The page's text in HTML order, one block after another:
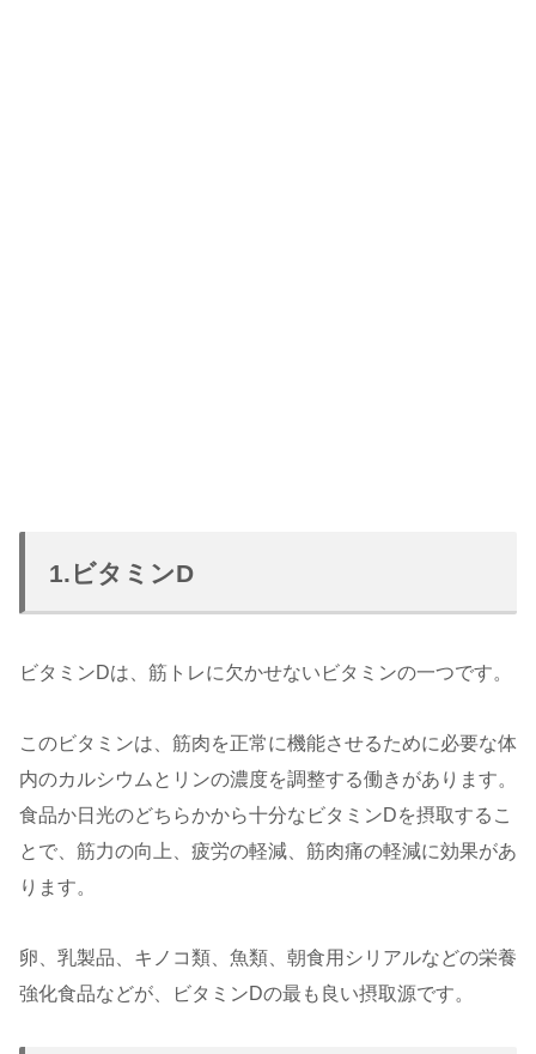
1.ビタミンD
ビタミンDは、筋トレに欠かせないビタミンの一つです。
このビタミンは、筋肉を正常に機能させるために必要な体
内のカルシウムとリンの濃度を調整する働きがあります。
食品か日光のどちらかから十分なビタミンDを摂取するこ
とで、筋力の向上、疲労の軽減、筋肉痛の軽減に効果があ
ります。
卵、乳製品、キノコ類、魚類、朝食用シリアルなどの栄養
強化食品などが、ビタミンDの最も良い摂取源です。